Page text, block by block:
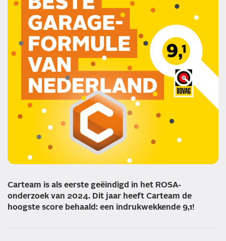
Carteam is als eerste geëindigd in het ROSA-
onderzoek van 2024. Dit jaar heeft Carteam de
hoogste score behaald: een indrukwekkende 9,1!